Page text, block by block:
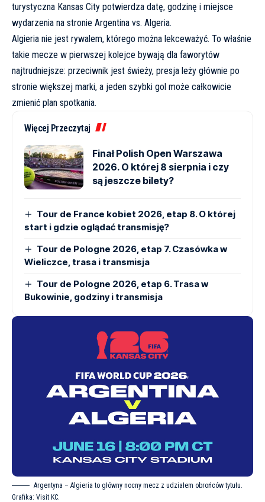
turystyczna Kansas City potwierdza datę, godzinę i miejsce
wydarzenia na stronie Argentina vs. Algeria.
Algieria nie jest rywalem, którego można lekceważyć. To właśnie
takie mecze w pierwszej kolejce bywają dla faworytów
najtrudniejsze: przeciwnik jest świeży, presja leży głównie po
stronie większej marki, a jeden szybki gol może całkowicie
zmienić plan spotkania.
Więcej Przeczytaj
Finał Polish Open Warszawa
2026. O której 8 sierpnia i czy
są jeszcze bilety?
Tour de France kobiet 2026, etap 8. O której
start i gdzie oglądać transmisję?
Tour de Pologne 2026, etap 7. Czasówka w
Wieliczce, trasa i transmisja
Tour de Pologne 2026, etap 6. Trasa w
Bukowinie, godziny i transmisja
Argentyna – Algieria to główny nocny mecz z udziałem obrońców tytułu.
Grafika: Visit KC